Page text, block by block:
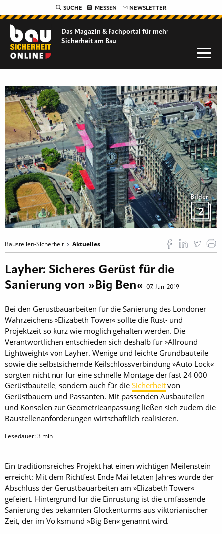
SUCHE MESSEN NEWSLETTER
Das Magazin & Fachportal für mehr
Sicherheit am Bau
Bilder
2
Baustellen-Sicherheit Aktuelles
Layher: Sicheres Gerüst für die
Sanierung von »Big Ben« 07. Juni 2019
Bei den Gerüstbauarbeiten für die Sanierung des Londoner
Wahrzeichens »Elizabeth Tower« sollte die Rüst- und
Projektzeit so kurz wie möglich gehalten werden. Die
Verantwortlichen entschieden sich deshalb für »Allround
Lightweight« von Layher. Wenige und leichte Grundbauteile
sowie die selbstsichernde Keilschlossverbindung »Auto Lock«
sorgten nicht nur für eine schnelle Montage der fast 24 000
Gerüstbauteile, sondern auch für die Sicherheit von
Gerüstbauern und Passanten. Mit passenden Ausbauteilen
und Konsolen zur Geometrieanpassung ließen sich zudem die
Baustellenanforderungen wirtschaftlich realisieren.
Lesedauer:3 min
Ein traditionsreiches Projekt hat einen wichtigen Meilenstein
erreicht: Mit dem Richtfest Ende Mai letzten Jahres wurde der
Abschluss der Gerüstbauarbeiten am »Elizabeth Tower«
gefeiert. Hintergrund für die Einrüstung ist die umfassende
Sanierung des bekannten Glockenturms aus viktorianischer
Zeit, der im Volksmund »Big Ben« genannt wird.